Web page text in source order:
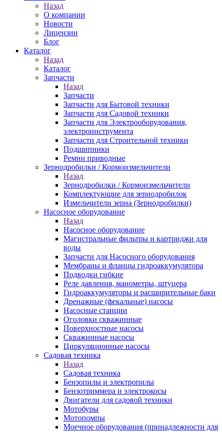
Назад
О компании
Новости
Лицензии
Блог
Каталог
Назад
Каталог
Запчасти
Назад
Запчасти
Запчасти для Бытовой техники
Запчасти для Садовой техники
Запчасти для Электрооборудования,
электроинструмента
Запчасти для Строительной техники
Подшипники
Ремни приводные
Зернодробилки / Кормоизмельчители
Назад
Зернодробилки / Кормоизмельчители
Комплектующие для зернодробилок
Измельчители зерна (Зернодробилки)
Насосное оборудование
Назад
Насосное оборудование
Магистральные фильтры и картриджи для
воды
Запчасти для Насосного оборудования
Мембраны и фланцы гидроаккумулятора
Подводки гибкие
Реле давления, манометры, штуцера
Гидроаккумуляторы и расширительные баки
Дренажные (фекальные) насосы
Насосные станции
Оголовки скважинные
Поверхностные насосы
Скважинные насосы
Циркуляционные насосы
Садовая техника
Назад
Садовая техника
Бензопилы и электропилы
Бензотриммера и электрокосы
Двигатели для садовой техники
Мотобуры
Мотопомпы
Моечное оборудования (принадлежности для